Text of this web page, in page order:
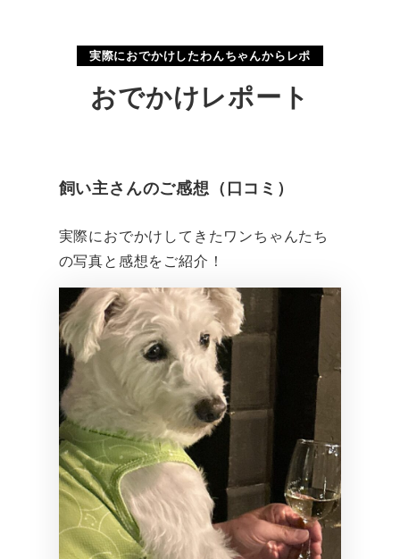
実際におでかけしたわんちゃんからレポ
おでかけレポート
飼い主さんのご感想（口コミ）
実際におでかけしてきたワンちゃんたち
の写真と感想をご紹介！